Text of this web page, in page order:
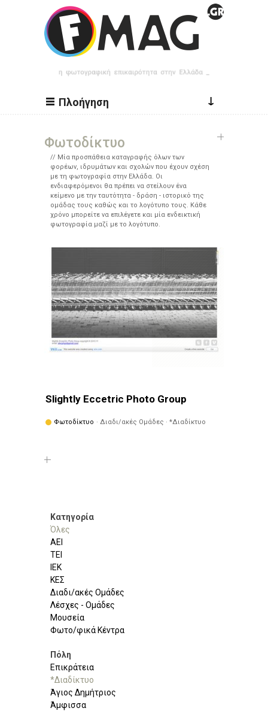
Παράκαμψη προς το κυρίως περιεχόμενο
Πλοήγηση ↓
Φωτοδίκτυο
Μία προσπάθεια καταγραφής όλων των
φορέων, ιδρυμάτων και σχολών που έχουν σχέση
με τη φωτογραφία στην Ελλάδα. Οι
ενδιαφερόμενοι θα πρέπει να στείλουν ένα
κείμενο με την ταυτότητα - δράση - ιστορικό της
ομάδας τους καθώς και το λογότυπο τους. Κάθε
χρόνο μπορείτε να επιλέγετε και μία ενδεικτική
φωτογραφία μαζί με το λογότυπο.
Slightly Eccetric Photo Group
Φωτοδίκτυο · Διαδι/ακές Ομάδες · *Διαδίκτυο
Κατηγορία
Όλες
ΑΕΙ
ΤΕΙ
ΙΕΚ
ΚΕΣ
Διαδι/ακές Ομάδες
Λέσχες - Ομάδες
Μουσεία
Φωτο/φικά Κέντρα
Πόλη
Επικράτεια
*Διαδίκτυο
Άγιος Δημήτριος
Άμφισσα